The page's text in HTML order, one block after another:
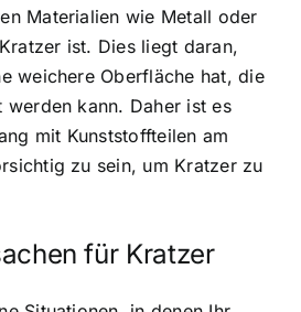
Materialien wie Metall oder
ist. Dies liegt daran,
weichere Oberfläche hat, die
kann. Daher ist es
mit Kunststoffteilen am
zu sein, um Kratzer zu
für Kratzer